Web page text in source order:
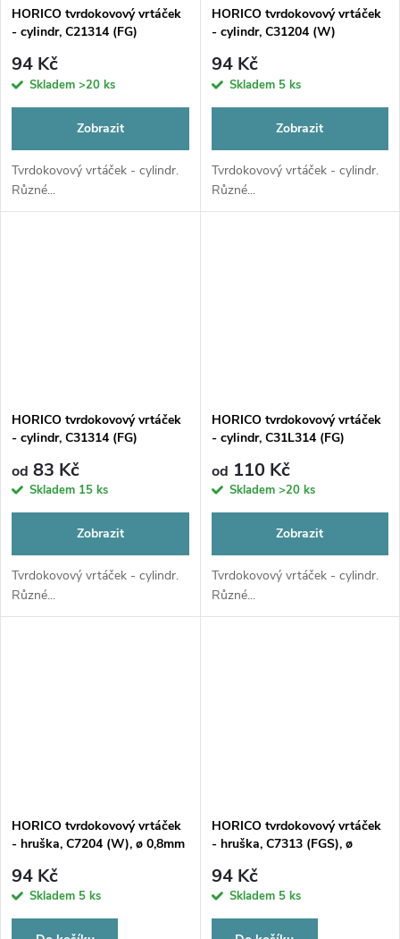
HORICO tvrdokovový vrtáček
- cylindr, C21314 (FG)
94 Kč
Skladem >20 ks
Zobrazit
Tvrdokovový vrtáček - cylindr.
Různé...
HORICO tvrdokovový vrtáček
- cylindr, C31204 (W)
94 Kč
Skladem 5 ks
Zobrazit
Tvrdokovový vrtáček - cylindr.
Různé...
HORICO tvrdokovový vrtáček
- cylindr, C31314 (FG)
od 83 Kč
Skladem 15 ks
Zobrazit
Tvrdokovový vrtáček - cylindr.
Různé...
HORICO tvrdokovový vrtáček
- cylindr, C31L314 (FG)
od 110 Kč
Skladem >20 ks
Zobrazit
Tvrdokovový vrtáček - cylindr.
Různé...
HORICO tvrdokovový vrtáček
- hruška, C7204 (W), ø 0,8mm
94 Kč
Skladem 5 ks
HORICO tvrdokovový vrtáček
- hruška, C7313 (FGS), ø
94 Kč
Skladem 5 ks